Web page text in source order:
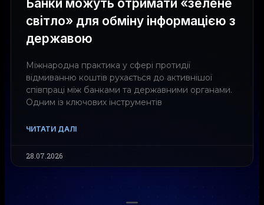
Банки можуть отримати «зелене
світло» для обміну інформацією з
державою
Міжнародна практика у сфері протидії
відмиванню коштів рухається до активнішої
співпраці між банками та державними органами.
Одним із ключових інструментів
ЧИТАТИ ДАЛІ
28.07.2026